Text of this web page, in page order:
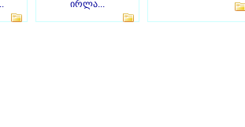
ირლა...